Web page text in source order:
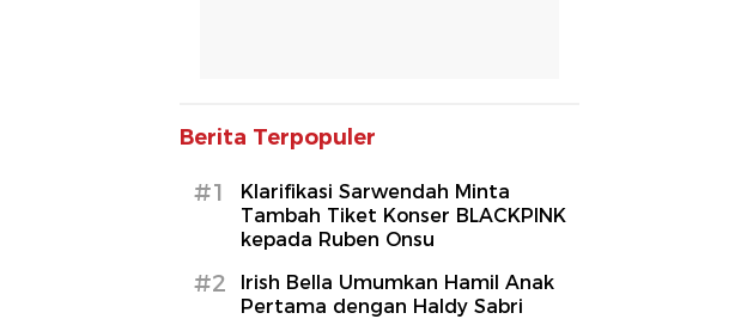
Berita Terpopuler
#1
Klarifikasi Sarwendah Minta
Tambah Tiket Konser BLACKPINK
kepada Ruben Onsu
#2
Irish Bella Umumkan Hamil Anak
Pertama dengan Haldy Sabri